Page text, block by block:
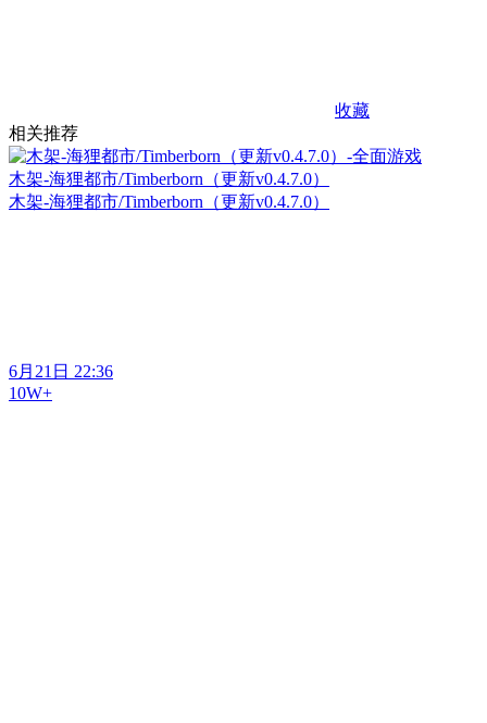
收藏
相关推荐
木架-海狸都市/Timberborn（更新v0.4.7.0）
木架-海狸都市/Timberborn（更新v0.4.7.0）
6月21日 22:36
10W+